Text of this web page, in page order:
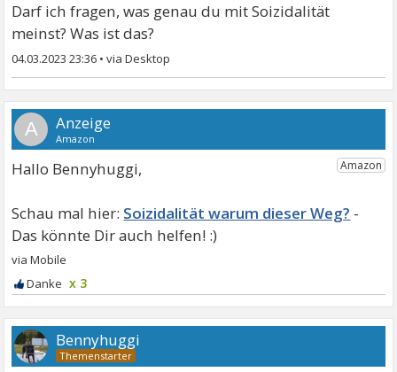
Darf ich fragen, was genau du mit Soizidalität
meinst? Was ist das?
04.03.2023 23:36 •
A
Hallo Bennyhuggi,
Soizidalität warum dieser Weg?
x 3
Bennyhuggi